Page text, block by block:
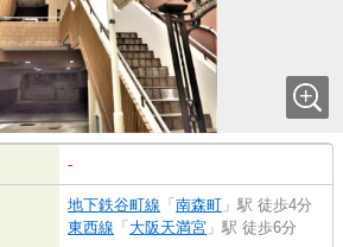
-
地下鉄谷町線 「南森町 」駅 徒歩4分
東西線 「大阪天満宮 」駅 徒歩6分